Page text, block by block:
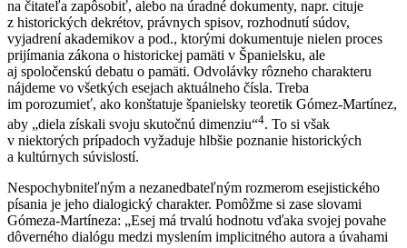
na čitateľa zapôsobiť, alebo na úradné dokumenty, napr. cituje
z historických dekrétov, právnych spisov, rozhodnutí súdov,
vyjadrení akademikov a pod., ktorými dokumentuje nielen proces
prijímania zákona o historickej pamäti v Španielsku, ale
aj spoločenskú debatu o pamäti. Odvolávky rôzneho charakteru
nájdeme vo všetkých esejach aktuálneho čísla. Treba
im porozumieť, ako konštatuje španielsky teoretik Gómez-Martínez,
aby „diela získali svoju skutočnú dimenziu“4. To si však
v niektorých prípadoch vyžaduje hlbšie poznanie historických
a kultúrnych súvislostí.
Nespochybniteľným a nezanedbateľným rozmerom esejistického
písania je jeho dialogický charakter. Pomôžme si zase slovami
Gómeza-Martíneza: „Esej má trvalú hodnotu vďaka svojej povahe
dôverného dialógu medzi myslením implicitného autora a úvahami